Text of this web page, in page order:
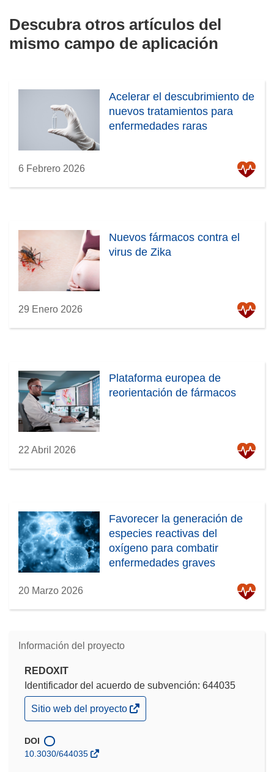
Descubra otros artículos del
mismo campo de aplicación
Acelerar el descubrimiento de
nuevos tratamientos para
enfermedades raras
6 Febrero 2026
Nuevos fármacos contra el
virus de Zika
29 Enero 2026
Plataforma europea de
reorientación de fármacos
22 Abril 2026
Favorecer la generación de
especies reactivas del
oxígeno para combatir
enfermedades graves
20 Marzo 2026
Información del proyecto
REDOXIT
Identificador del acuerdo de subvención: 644035
(se
abrirá
una
nueva
Sitio web del proyecto
DOI
10.3030/644035